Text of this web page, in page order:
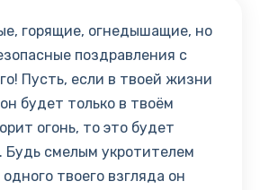
горящие, огнедышащие, но
поздравления с
Пусть, если в твоей жизни
будет только в твоём
огонь, то это будет
Будь смелым укротителем
твоего взгляда он